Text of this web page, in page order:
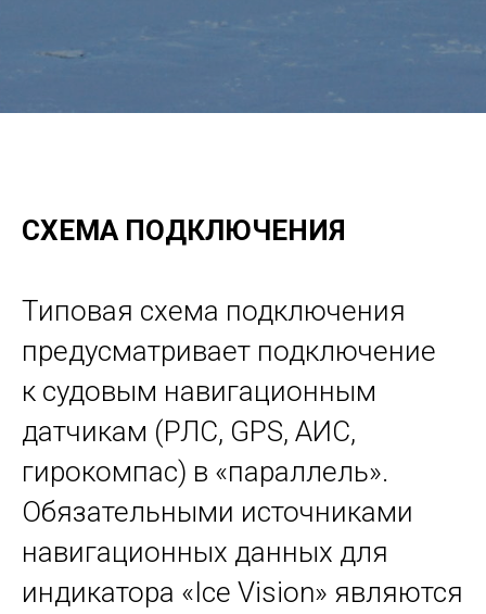
СХЕМА ПОДКЛЮЧЕНИЯ
Типовая схема подключения
предусматривает подключение
к судовым навигационным
датчикам (РЛС, GPS, АИС,
гирокомпас) в «параллель».
Обязательными источниками
навигационных данных для
индикатора «Ice Vision» являются